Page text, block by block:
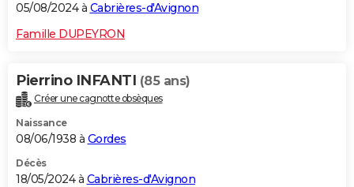
05/08/2024 à Cabrières-d'Avignon
Famille DUPEYRON
Pierrino INFANTI (85 ans)
Créer une cagnotte obsèques
Naissance
08/06/1938 à Gordes
Décès
18/05/2024 à Cabrières-d'Avignon